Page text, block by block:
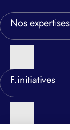
Nos expertises
F.initiatives